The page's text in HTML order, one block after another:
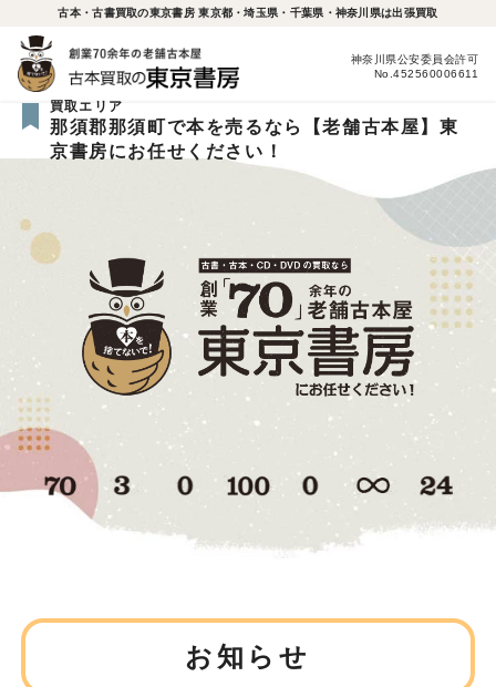
古本・古書買取の東京書房 東京都・埼玉県・千葉県・神奈川県は出張買取
神奈川県公安委員会許可
No.452560006611
買取エリア
那須郡那須町で本を売るなら【老舗古本屋】東
京書房にお任せください！
お知らせ